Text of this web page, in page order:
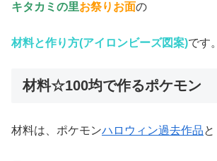
キタカミの里お祭りお面の
材料と作り方(アイロンビーズ図案)です。
材料☆100均で作るポケモン
材料は、ポケモンハロウィン過去作品と